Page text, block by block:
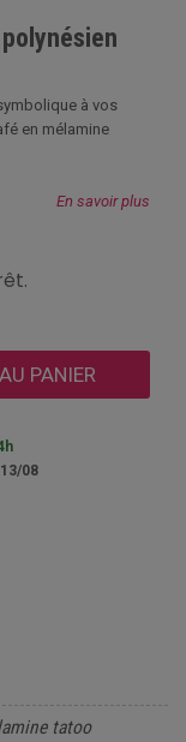
à vos
en mélamine
En savoir plus
PANIER
13/08
tatoo